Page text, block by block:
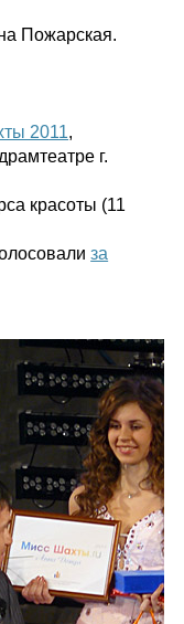
Пожарская.
2011,
г.
красоты (11
за